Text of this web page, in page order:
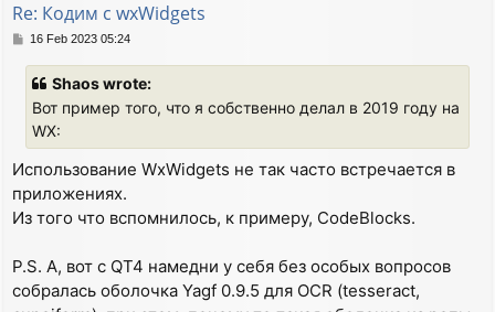
Re: Кодим с wxWidgets
P16 Feb 2023 05:24
Shaos wrote:
Вот пример того, что я собственно делал в 2019 году на
WX:
Использование WxWidgets не так часто встречается в
приложениях.
Из того что вспомнилось, к примеру, CodeBlocks.
P.S. А, вот с QT4 намедни у себя без особых вопросов
собралась оболочка Yagf 0.9.5 для OCR (tesseract,